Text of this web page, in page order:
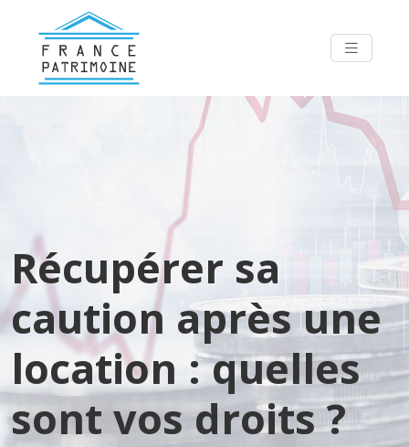
Récupérer sa
caution après une
location : quelles
sont vos droits ?